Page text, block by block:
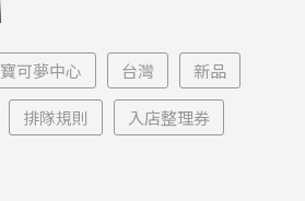
寶可夢中心 台灣 新品
排隊規則 入店整理券